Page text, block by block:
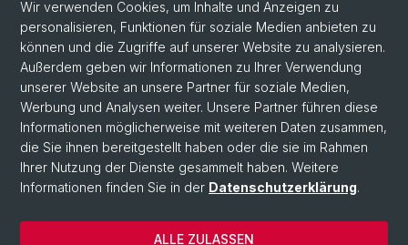
Neuere deutsche Literaturwissenschaft
Germanistische Mediävistik
Deutsche Sprachwissenschaft
© Universität Basel
Philosophisch-Historische Fakultät
Sprach- und Literaturwissenschaften
Home
Wir verwenden Cookies, um Inhalte und Anzeigen zu
personalisieren, Funktionen für soziale Medien anbieten zu
können und die Zugriffe auf unserer Website zu analysieren.
Außerdem geben wir Informationen zu Ihrer Verwendung
unserer Website an unsere Partner für soziale Medien,
Werbung und Analysen weiter. Unsere Partner führen diese
Informationen möglicherweise mit weiteren Daten zusammen,
die Sie ihnen bereitgestellt haben oder die sie im Rahmen
Ihrer Nutzung der Dienste gesammelt haben. Weitere
Informationen finden Sie in der Datenschutzerklärung.
ALLE ZULASSEN